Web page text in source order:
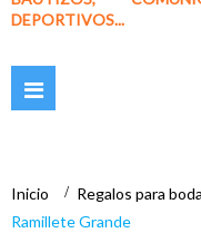
DEPORTIVOS...
Navegación
Toggle
Inicio > Regalos para
Ramillete Grande